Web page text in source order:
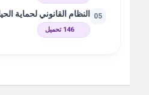
05 النظام القانوني لحماية
146 تحميل